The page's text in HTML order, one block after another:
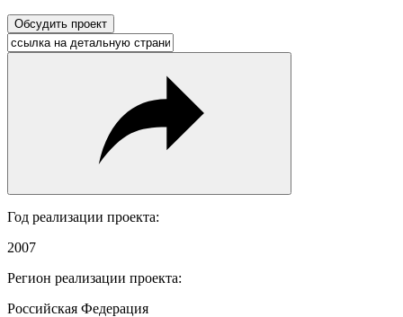
Обсудить проект
Год реализации проекта:
2007
Регион реализации проекта:
Российская Федерация